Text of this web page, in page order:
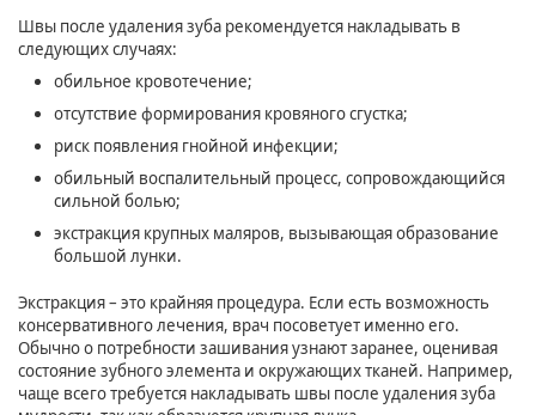
Швы после удаления зуба рекомендуется накладывать в
следующих случаях:
обильное кровотечение;
отсутствие формирования кровяного сгустка;
риск появления гнойной инфекции;
обильный воспалительный процесс, сопровождающийся
сильной болью;
экстракция крупных маляров, вызывающая образование
большой лунки.
Экстракция – это крайняя процедура. Если есть возможность
консервативного лечения, врач посоветует именно его.
Обычно о потребности зашивания узнают заранее, оценивая
состояние зубного элемента и окружающих тканей. Например,
чаще всего требуется накладывать швы после удаления зуба